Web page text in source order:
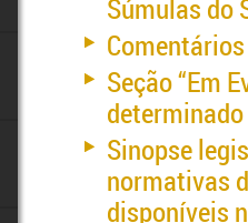
Súmulas do
Seção “Em
Sinopse
normativas
disponíveis